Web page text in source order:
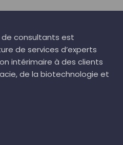
de consultants est
de services d’experts
intérimaire à des clients
de la biotechnologie et